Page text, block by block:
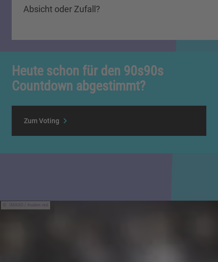
Absicht oder Zufall?
Heute schon für den 90s90s
Countdown abgestimmt?
Zum Voting
IMAGO / Avalon.red